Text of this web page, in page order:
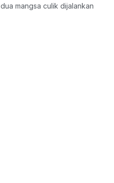
dua mangsa culik dijalankan